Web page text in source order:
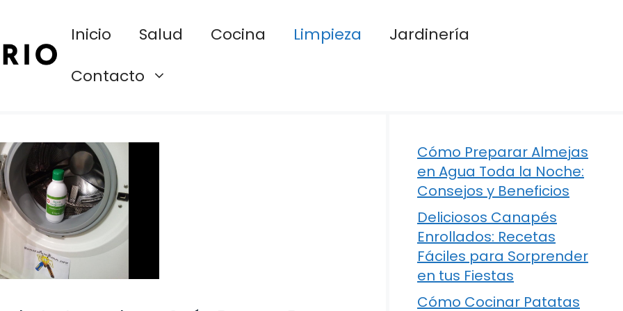
Inicio Salud Cocina Limpieza
Jardinería
Contacto
Cómo Preparar Almejas
en Agua Toda la Noche:
Consejos y Beneficios
Deliciosos Canapés
Enrollados: Recetas
Fáciles para Sorprender
en tus Fiestas
Cómo Cocinar Patatas